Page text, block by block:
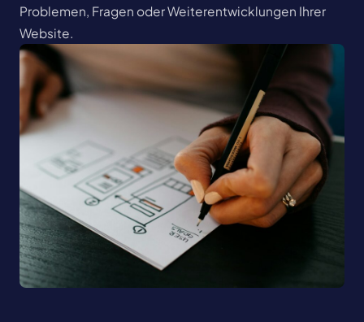
Problemen, Fragen oder Weiterentwicklungen Ihrer
Website.